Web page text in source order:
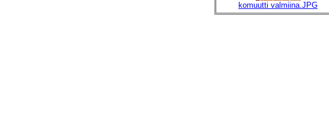
komuutti valmiina.JPG